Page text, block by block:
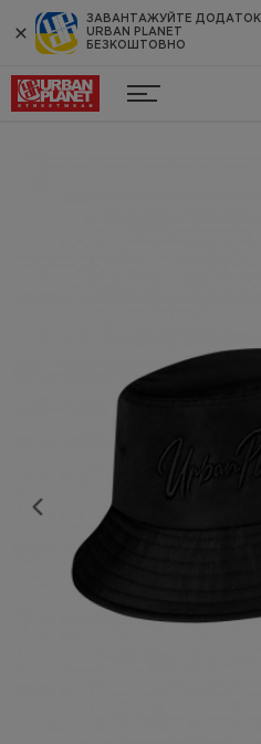
ЗАВАНТАЖУЙТЕ ДОДАТОК
URBAN PLANET
БЕЗКОШТОВНО